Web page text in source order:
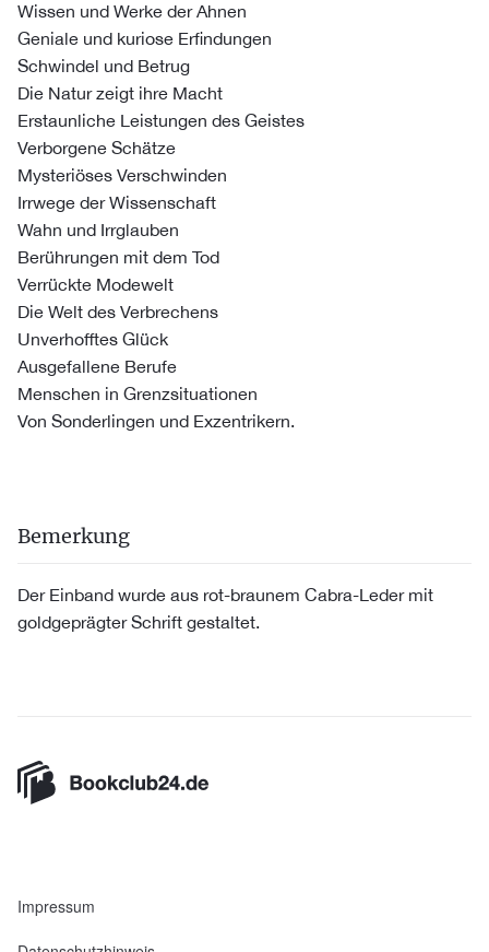
Wissen und Werke der Ahnen
Geniale und kuriose Erfindungen
Schwindel und Betrug
Die Natur zeigt ihre Macht
Erstaunliche Leistungen des Geistes
Verborgene Schätze
Mysteriöses Verschwinden
Irrwege der Wissenschaft
Wahn und Irrglauben
Berührungen mit dem Tod
Verrückte Modewelt
Die Welt des Verbrechens
Unverhofftes Glück
Ausgefallene Berufe
Menschen in Grenzsituationen
Von Sonderlingen und Exzentrikern.
Bemerkung
Der Einband wurde aus rot-braunem Cabra-Leder mit
goldgeprägter Schrift gestaltet.
Impressum